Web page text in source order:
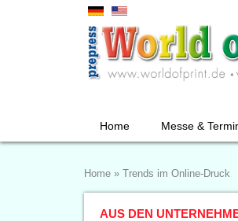
Home Messe &
Home » Trends im Online-Druck
AUS DEN